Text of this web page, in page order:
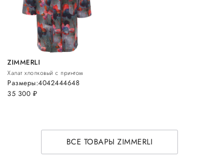
ZIMMERLI
Халат хлопковый с принтом
35 300 руб.
Размеры:4042444648
ВСЕ ТОВАРЫ ZIMMERLI